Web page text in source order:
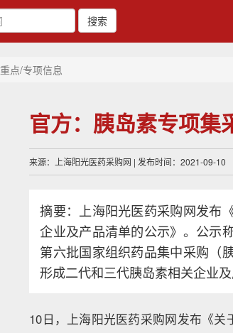
搜索
重点/专项信息
官方：胰岛素专项集
来源：上海阳光医药采购网 | 发布时间：2021-09-10
摘要：上海阳光医药采购网发布
企业及产品清单的公示》。公示
第六批国家组织药品集中采购（
形成二代和三代胰岛素相关企业及
10日，上海阳光医药采购网发布《